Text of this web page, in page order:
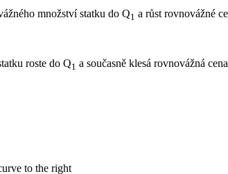
množství statku do Q1 a růst rovnovážné
roste do Q1 a současně klesá rovnovážná
to the right